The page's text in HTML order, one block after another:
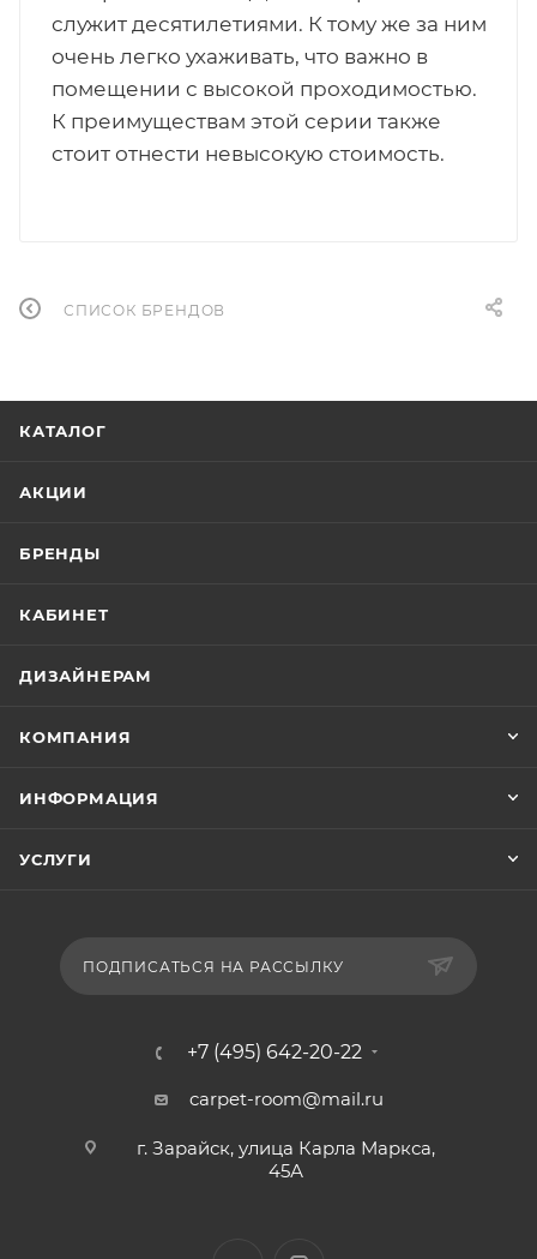
служит десятилетиями. К тому же за ним
очень легко ухаживать, что важно в
помещении с высокой проходимостью.
К преимуществам этой серии также
стоит отнести невысокую стоимость.
СПИСОК БРЕНДОВ
КАТАЛОГ
АКЦИИ
БРЕНДЫ
КАБИНЕТ
ДИЗАЙНЕРАМ
КОМПАНИЯ
ИНФОРМАЦИЯ
УСЛУГИ
ПОДПИСАТЬСЯ НА РАССЫЛКУ
+7 (495) 642-20-22
carpet-room@mail.ru
г. Зарайск, улица Карла Маркса,
45А